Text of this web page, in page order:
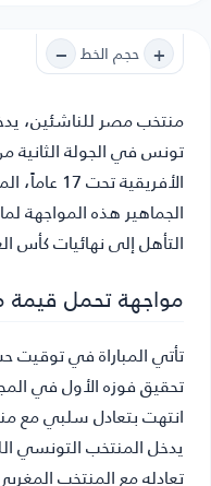
+ حجم الخط −
منتخب مصر للناشئين،
تونس في الجولة الثانية
الجماهير هذه المواجهة
التأهل إلى نهائيات كأس
مواجهة تحمل
تأتي المباراة في
تحقيق فوزه الأول في
يدخل المنتخب التونسي
تعادله مع المنتخب